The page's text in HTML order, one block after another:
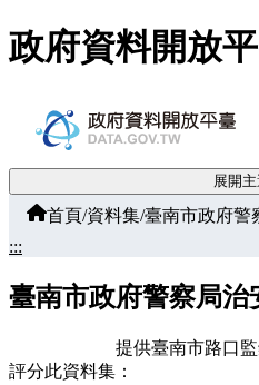
跳至主要內容
政府資料開放
展開
首頁/資料集/臺南市政府警
:::
臺南市政府警察局
提供臺南市路口
評分此資料集：